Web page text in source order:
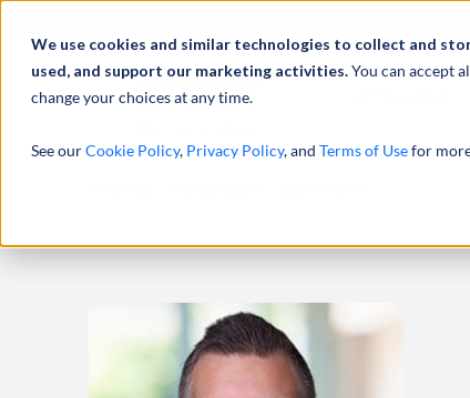
We use cookies and similar technologies to collect and
used, and support our marketing activities.You can accept
change your choices at any time.
See ourCookie Policy, Privacy Policy, and Terms of Usefor